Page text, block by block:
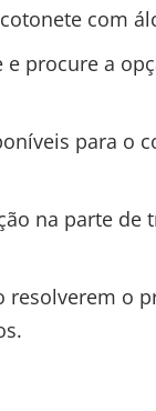
com
procure a
para o
na parte de
resolverem o